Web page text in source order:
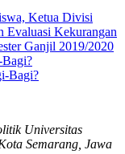
Ketua Divisi
Kekurangan
Ganjil 2019/2020
Bagi?
Bagi?
Universitas
Semarang, Jawa